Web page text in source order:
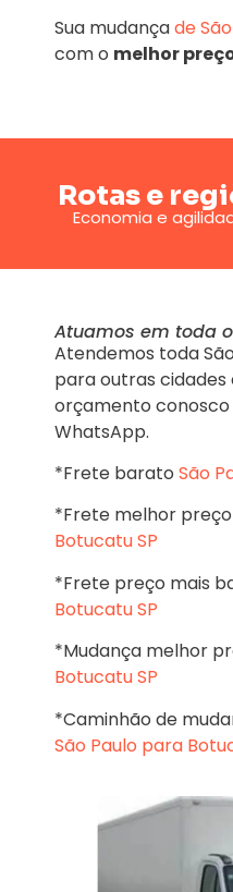
Sua mudançade
com o melhor
Rotas e
Economia e
Atuamos em toda
Atendemos toda
para outras cidades
orçamento
WhatsApp.
*Frete barato São
*Frete melhor preço
Botucatu SP
*Frete preço mais
Botucatu SP
*Mudança melhor
Botucatu SP
*Caminhão de
São Paulo para